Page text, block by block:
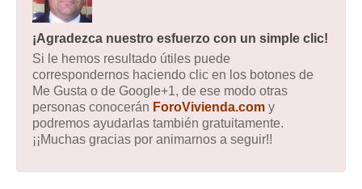
¡Agradezca nuestro esfuerzo con un simple clic!
Si le hemos resultado útiles puede
correspondernos haciendo clic en los botones de
Me Gusta o de Google+1, de ese modo otras
personas conocerán ForoVivienda.com y
podremos ayudarlas también gratuitamente.
¡¡Muchas gracias por animarnos a seguir!!